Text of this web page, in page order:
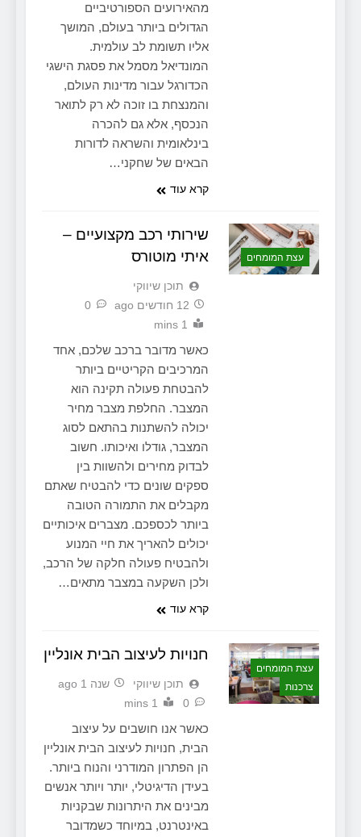
מהאירועים הספורטיביים
הגדולים ביותר בעולם, המושך
אליו תשומת לב עולמית.
המונדיאל מסמל את פסגת הישגי
הכדורגל עבור מדינות העולם,
והמנצחת בו זוכה לא רק לתואר
הנכסף, אלא גם להכרה
בינלאומית והשראה לדורות
הבאים של שחקני…
קרא עוד
עצת המומחים
שירותי רכב מקצועיים –
איתי מוטורס
תוכן שיווקי
12 חודשים ago
0
1 mins
כאשר מדובר ברכב שלכם, אחד
המרכיבים הקריטיים ביותר
להבטחת פעולה תקינה הוא
המצבר. החלפת מצבר מחיר
יכולה להשתנות בהתאם לסוג
המצבר, גודלו ואיכותו. חשוב
לבדוק מחירים ולהשוות בין
ספקים שונים כדי להבטיח שאתם
מקבלים את התמורה הטובה
ביותר לכספכם. מצברים איכותיים
יכולים להאריך את חיי המנוע
ולהבטיח פעולה חלקה של הרכב,
ולכן השקעה במצבר מתאים…
קרא עוד
עצת המומחים
צרכנות
חנויות לעיצוב הבית אונליין
תוכן שיווקי
שנה 1 ago
0
1 mins
כאשר אנו חושבים על עיצוב
הבית, חנויות לעיצוב הבית אונליין
הן הפתרון המודרני והנוח ביותר.
בעידן הדיגיטלי, יותר ויותר אנשים
מבינים את היתרונות שבקניות
באינטרנט, במיוחד כשמדובר